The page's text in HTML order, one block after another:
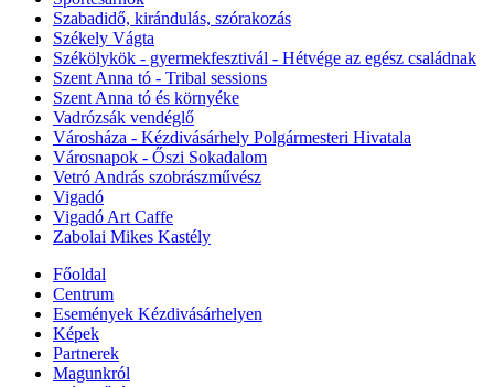
Szabadidő, kirándulás, szórakozás
Székely Vágta
Székölykök - gyermekfesztivál - Hétvége az egész családnak
Szent Anna tó - Tribal sessions
Szent Anna tó és környéke
Vadrózsák vendéglő
Városháza - Kézdivásárhely Polgármesteri Hivatala
Városnapok - Őszi Sokadalom
Vetró András szobrászművész
Vigadó
Vigadó Art Caffe
Zabolai Mikes Kastély
Főoldal
Centrum
Események Kézdivásárhelyen
Képek
Partnerek
Magunkról